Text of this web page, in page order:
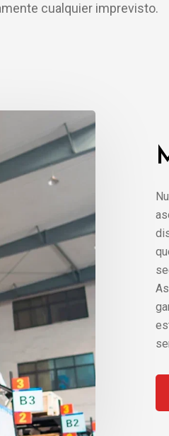
cualquier imprevisto.